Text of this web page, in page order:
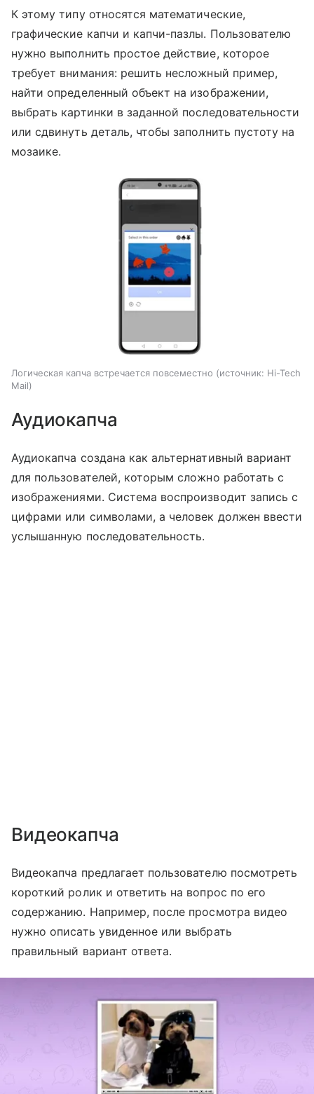
К этому типу относятся математические,
графические капчи и капчи-пазлы. Пользователю
нужно выполнить простое действие, которое
требует внимания: решить несложный пример,
найти определенный объект на изображении,
выбрать картинки в заданной последовательности
или сдвинуть деталь, чтобы заполнить пустоту на
мозаике.
Логическая капча встречается повсеместно источник: Hi-Tech
Mail
Аудиокапча
Аудиокапча создана как альтернативный вариант
для пользователей, которым сложно работать с
изображениями. Система воспроизводит запись с
цифрами или символами, а человек должен ввести
услышанную последовательность.
Видеокапча
Видеокапча предлагает пользователю посмотреть
короткий ролик и ответить на вопрос по его
содержанию. Например, после просмотра видео
нужно описать увиденное или выбрать
правильный вариант ответа.